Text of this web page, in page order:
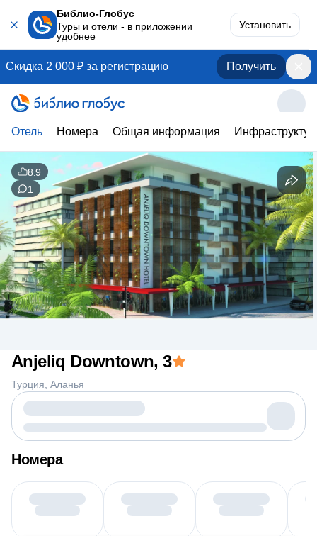
Библио-Глобус
Туры и отели - в приложении
удобнее
Установить
Скидка 2 000 ₽ за регистрацию Получить
Отель Номера Общая информация
Anjeliq Downtown, 3
Турция Аланья
8.9
1
Номера